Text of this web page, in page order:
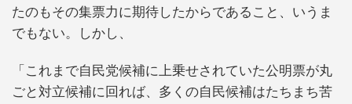
たのもその集票力に期待したからであること、いうま
でもない。しかし、
「これまで自民党候補に上乗せされていた公明票が丸
ごと対立候補に回れば、多くの自民候補はたちまち苦